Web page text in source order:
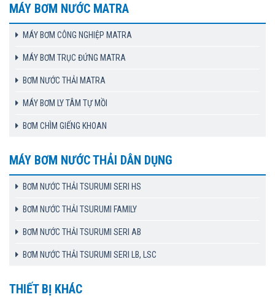
MÁY BƠM NƯỚC MATRA
MÁY BƠM CÔNG NGHIỆP MATRA
MÁY BƠM TRỤC ĐỨNG MATRA
BƠM NƯỚC THẢI MATRA
MÁY BƠM LY TÂM TỰ MỒI
BƠM CHÌM GIẾNG KHOAN
MÁY BƠM NƯỚC THẢI DÂN DỤNG
BƠM NƯỚC THẢI TSURUMI SERI HS
BƠM NƯỚC THẢI TSURUMI FAMILY
BƠM NƯỚC THẢI TSURUMI SERI AB
BƠM NƯỚC THẢI TSURUMI SERI LB, LSC
THIẾT BỊ KHÁC